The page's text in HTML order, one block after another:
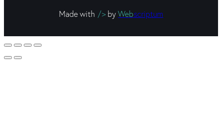
Made with />byWebscriptum